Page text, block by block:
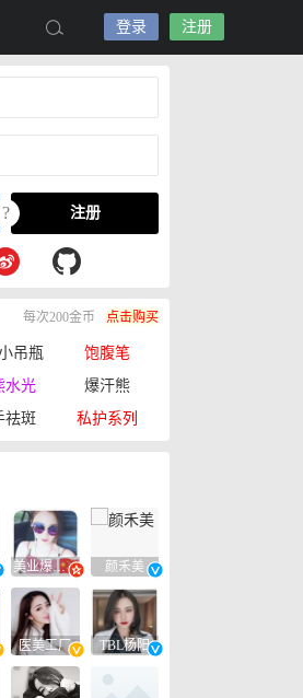
登录 注册
? 注册
每次200金币 点击购买
吊瓶
饱腹笔
水光
爆汗熊
祛斑 私护系列
美业爆款平台 颜禾美
医美工厂 TBL杨阳